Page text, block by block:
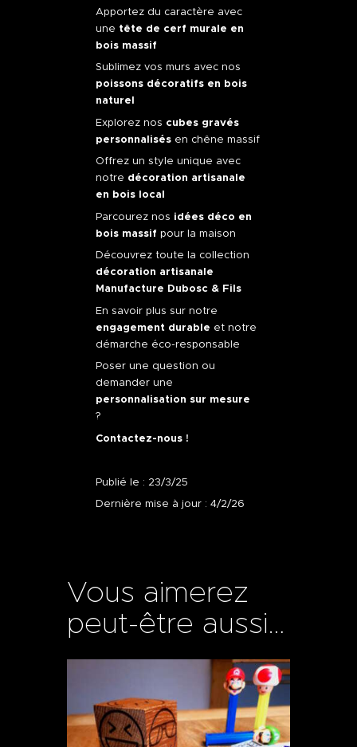
Apportez du caractère avec
une tête de cerf murale en
bois massif
Sublimez vos murs avec nos
poissons décoratifs en bois
naturel
Explorez nos cubes gravés
personnalisés en chêne massif
Offrez un style unique avec
notre décoration artisanale
en bois local
Parcourez nos idées déco en
bois massif pour la maison
Découvrez toute la collection
décoration artisanale
Manufacture Dubosc & Fils
En savoir plus sur notre
engagement durable et notre
démarche éco-responsable
Poser une question ou
demander une
personnalisation sur mesure
?
Contactez-nous !
Publié le : 23/3/25
Dernière mise à jour : 4/2/26
Vous aimerez
peut-être aussi…